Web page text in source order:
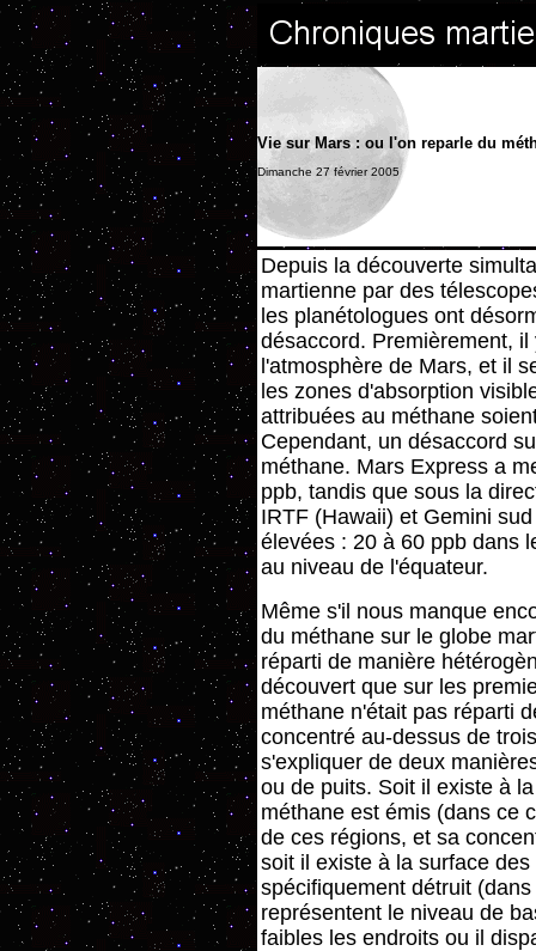
Vie sur Mars : ou l'on reparle du
Dimanche 27 février 2005
Depuis la découverte
martienne par des
les planétologues ont
désaccord. Premièrement,
l'atmosphère de Mars, et il
les zones d'absorption
attribuées au méthane
Cependant, un désaccord
méthane. Mars Express a
ppb, tandis que sous la
IRTF (Hawaii) et Gemini
élevées : 20 à 60 ppb dans
au niveau de l'équateur.
Même s'il nous manque
du méthane sur le globe
réparti de manière
découvert que sur les
méthane n'était pas réparti
concentré au-dessus de
s'expliquer de deux
ou de puits. Soit il existe à
méthane est émis (dans ce
de ces régions, et sa
soit il existe à la surface
spécifiquement détruit
représentent le niveau de
faibles les endroits ou il